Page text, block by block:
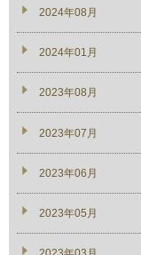
2024年08月
2024年01月
2023年08月
2023年07月
2023年06月
2023年05月